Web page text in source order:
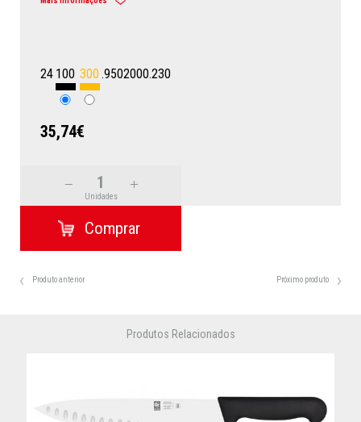
24 100 300 .9502000.230
35,74€
Unidades
Produto anterior Próximo produto
Produtos Relacionados